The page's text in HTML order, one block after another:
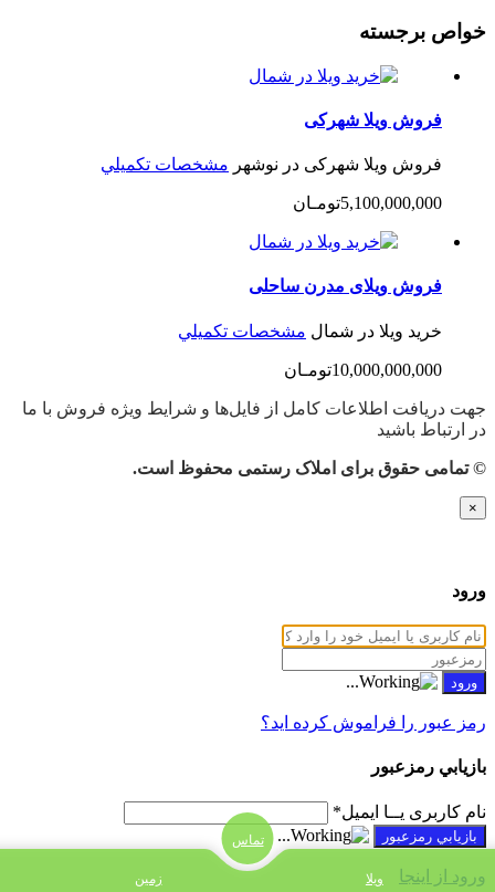
خواص برجسته
فروش ویلا شهرکی
فروش ویلا شهرکی در نوشهر مشخصات تكميلي
5,100,000,000تومـان
فروش ویلای مدرن ساحلی
خرید ویلا در شمال مشخصات تكميلي
10,000,000,000تومـان
جهت دریافت اطلاعات کامل از فایل‌ها و شرایط ویژه فروش با ما
در ارتباط باشید
© تمامی حقوق برای املاک رستمی محفوظ است.
×
ورود
رمز عبور را فراموش کرده اید؟
بازيابي رمزعبور
نام کاربری یــا ایمیل*
ورود از اینجا ویلا زمین
تماس